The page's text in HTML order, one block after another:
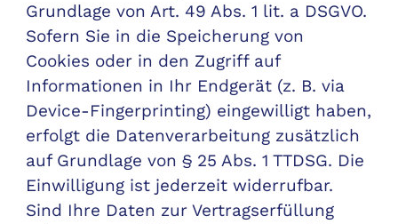
Grundlage von Art. 49 Abs. 1 lit. a DSGVO.
Sofern Sie in die Speicherung von
Cookies oder in den Zugriff auf
Informationen in Ihr Endgerät (z. B. via
Device-Fingerprinting) eingewilligt haben,
erfolgt die Datenverarbeitung zusätzlich
auf Grundlage von § 25 Abs. 1 TTDSG. Die
Einwilligung ist jederzeit widerrufbar.
Sind Ihre Daten zur Vertragserfüllung